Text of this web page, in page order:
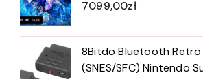
7099,00zł
8Bitdo Bluetooth Retro
(SNES/SFC) Nintendo